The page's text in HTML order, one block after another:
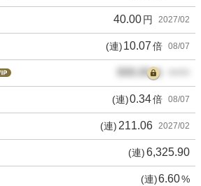
40.00円 2027/02
(連)10.07倍 08/07
000.00倍
(連)0.34倍 08/07
(連) 211.06 2027/02
(連)6,325.90
(連)6.60%